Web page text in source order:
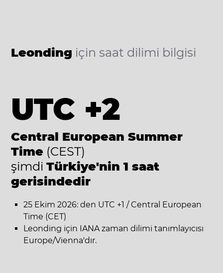
Leonding için saat dilimi bilgisi
UTC +2
Central European Summer
Time (CEST)
şimdi Türkiye'nin 1 saat
gerisindedir
25 Ekim 2026: den UTC +1 / Central European
Time (CET)
Leonding için IANA zaman dilimi tanımlayıcısı
Europe/Vienna'dır.